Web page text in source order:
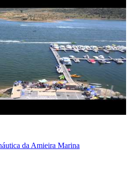
da Amieira Marina